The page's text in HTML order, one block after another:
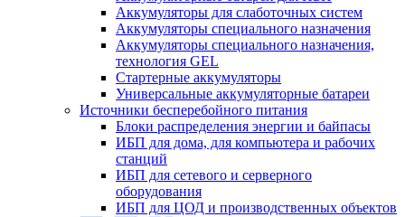
Аккумуляторы для слаботочных систем
Аккумуляторы специального назначения
Аккумуляторы специального назначения,
технология GEL
Стартерные аккумуляторы
Универсальные аккумуляторные батареи
Источники бесперебойного питания
Блоки распределения энергии и байпасы
ИБП для дома, для компьютера и рабочих
станций
ИБП для сетевого и серверного
оборудования
ИБП для ЦОД и производственных объектов